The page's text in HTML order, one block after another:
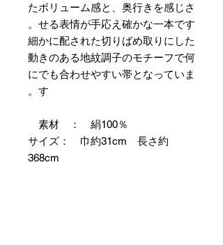
たボリューム感と、奥行きを感じさ
せる表情が手応え確かな一本です。
細かに配された切りばめ取りにした
動きのある地紋調子のモチーフで何
にでも合わせやすい帯となっていま
す。
素材 ： 絹100％
サイズ： 巾約31cm 長さ約
368cm